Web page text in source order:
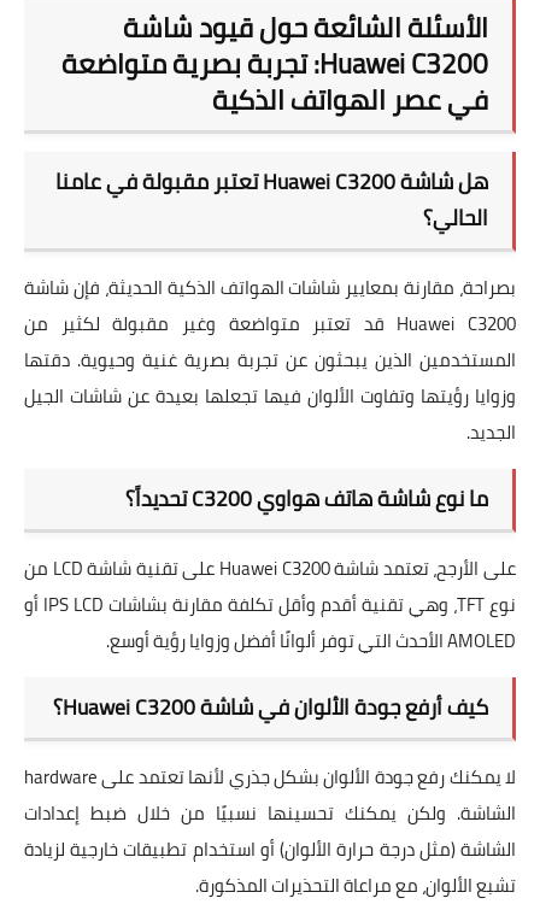
الأسئلة الشائعة حول قيود شاشة
Huawei C3200: تجربة بصرية متواضعة
في عصر الهواتف الذكية
هل شاشة Huawei C3200 تعتبر مقبولة في عامنا
الحالي؟
بصراحة، مقارنة بمعايير شاشات الهواتف الذكية الحديثة، فإن شاشة
Huawei C3200 قد تعتبر متواضعة وغير مقبولة لكثير من
المستخدمين الذين يبحثون عن تجربة بصرية غنية وحيوية. دقتها
وزوايا رؤيتها وتفاوت الألوان فيها تجعلها بعيدة عن شاشات الجيل
الجديد.
ما نوع شاشة هاتف هواوي C3200 تحديداً؟
على الأرجح، تعتمد شاشة Huawei C3200 على تقنية شاشة LCD
من
نوع TFT، وهي تقنية أقدم وأقل تكلفة مقارنة بشاشات IPS LCD أو
AMOLED الأحدث التي توفر ألوانًا أفضل وزوايا رؤية أوسع.
كيف أرفع جودة الألوان في شاشة Huawei C3200؟
لا يمكنك رفع جودة الألوان بشكل جذري لأنها تعتمد على hardware
الشاشة. ولكن يمكنك تحسينها نسبيًا من خلال ضبط إعدادات
الشاشة(مثل درجة حرارة الألوان) أو استخدام تطبيقات خارجية لزيادة
تشبع الألوان، مع مراعاة التحذيرات المذكورة.